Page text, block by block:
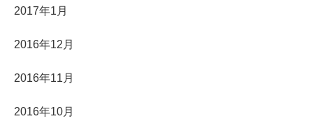
2017年1月
2016年12月
2016年11月
2016年10月